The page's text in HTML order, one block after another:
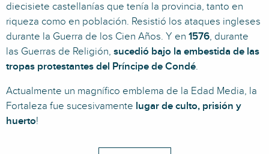
diecisiete castellanías que tenía la provincia, tanto en
riqueza como en población. Resistió los ataques ingleses
durante la Guerra de los Cien Años. Y en 1576, durante
las Guerras de Religión, sucedió bajo la embestida de las
tropas protestantes del Príncipe de Condé.
Actualmente un magnífico emblema de la Edad Media, la
Fortaleza fue sucesivamente lugar de culto, prisión y
huerto!